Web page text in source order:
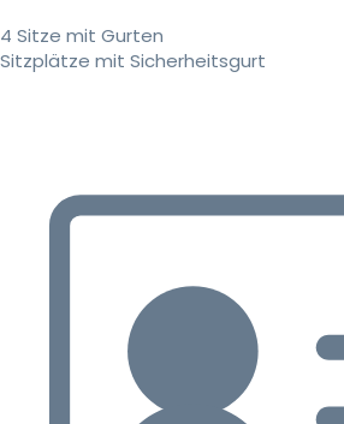
4 Sitze mit Gurten
Sitzplätze mit Sicherheitsgurt